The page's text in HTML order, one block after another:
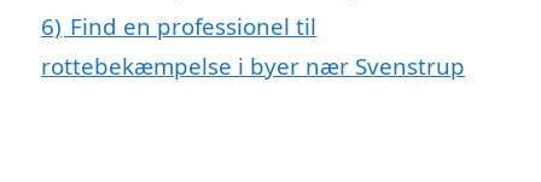
6) Find en professionel til
rottebekæmpelse i byer nær Svenstrup